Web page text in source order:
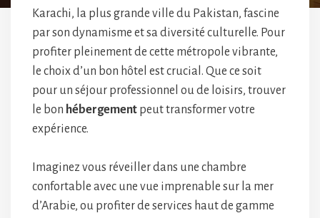
Karachi, la plus grande ville du Pakistan, fascine
par son dynamisme et sa diversité culturelle. Pour
profiter pleinement de cette métropole vibrante,
le choix d’un bon hôtel est crucial. Que ce soit
pour un séjour professionnel ou de loisirs, trouver
le bon hébergement peut transformer votre
expérience.
Imaginez vous réveiller dans une chambre
confortable avec une vue imprenable sur la mer
d’Arabie, ou profiter de services haut de gamme